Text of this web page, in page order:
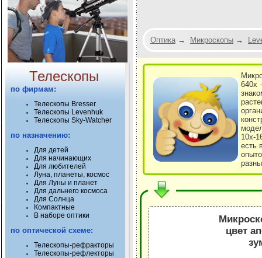
Телескопы
по фирмам:
Телескопы Bresser
Телескопы Levenhuk
Телескопы Sky-Watcher
по назначению:
Для детей
Для начинающих
Для любителей
Луна, планеты, космос
Для Луны и планет
Для дальнего космоса
Для Солнца
Компактные
В наборе оптики
по оптической схеме:
Телескопы-рефракторы
Телескопы-рефлекторы
Оптика → Микроскопы →
640х
10х-
есть
цвет